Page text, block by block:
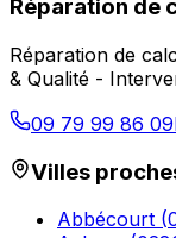
Réparation de
Réparation de
& Qualité -
09 79 99 86 09
Villes
Abbécourt (